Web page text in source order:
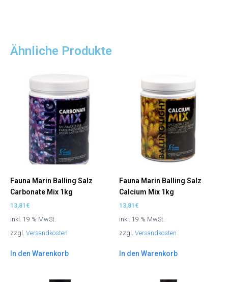
Ähnliche Produkte
Fauna Marin Balling Salz
Carbonate Mix 1kg
13,81 €
inkl. 19 % MwSt.
zzgl. Versandkosten
In den Warenkorb
Fauna Marin Balling Salz
Calcium Mix 1kg
13,81 €
inkl. 19 % MwSt.
zzgl. Versandkosten
In den Warenkorb